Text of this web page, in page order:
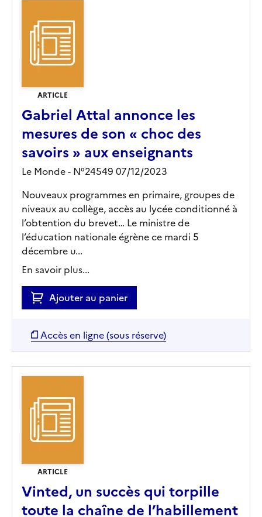
ARTICLE
Gabriel Attal annonce les
mesures de son « choc des
savoirs » aux enseignants
Le Monde - N°24549 07/12/2023
Nouveaux programmes en primaire, groupes de
niveaux au collège, accès au lycée conditionné à
l’obtention du brevet… Le ministre de
l’éducation nationale égrène ce mardi 5
décembre u...
En savoir plus...
Ajouter au panier
Accès en ligne (sous réserve)
ARTICLE
Vinted, un succès qui torpille
toute la chaîne de l’habillement